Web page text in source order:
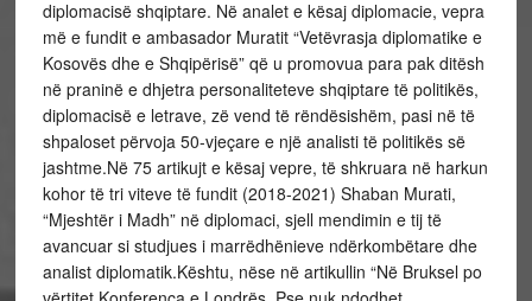
diplomacisë shqiptare. Në analet e kësaj diplomacie, vepra
më e fundit e ambasador Muratit “Vetëvrasja diplomatike e
Kosovës dhe e Shqipërisë” që u promovua para pak ditësh
në praninë e dhjetra personaliteteve shqiptare të politikës,
diplomacisë e letrave, zë vend të rëndësishëm, pasi në të
shpaloset përvoja 50-vjeçare e një analisti të politikës së
jashtme.Në 75 artikujt e kësaj vepre, të shkruara në harkun
kohor të tri viteve të fundit (2018-2021) Shaban Murati,
“Mjeshtër i Madh” në diplomaci, sjell mendimin e tij të
avancuar si studjues i marrëdhënieve ndërkombëtare dhe
analist diplomatik.Kështu, nëse në artikullin “Në Bruksel po